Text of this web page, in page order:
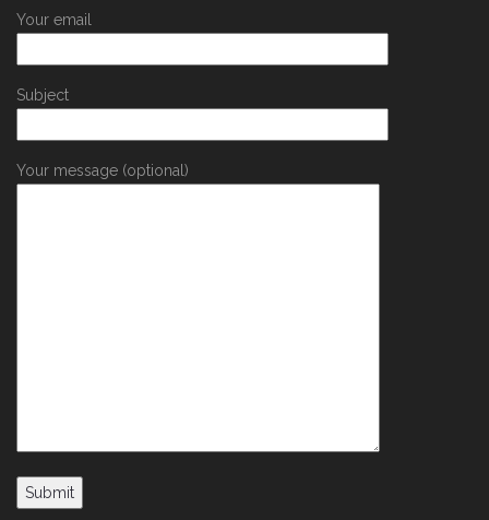
Your email
Subject
Your message (optional)